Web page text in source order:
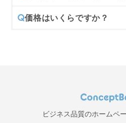
価格はいくらですか？
ビジネス品質のホームペ